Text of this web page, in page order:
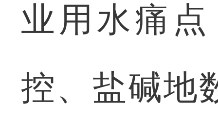
业用水痛
控、盐碱地